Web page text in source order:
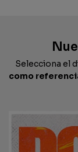
Selecciona el
como